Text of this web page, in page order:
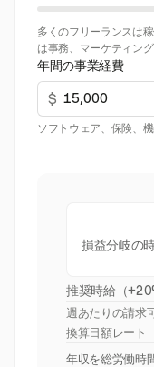
多くのフリーランスは
は事務、マーケティン
年間の事業経費
$
ソフトウェア、保険、
損益分岐の
推奨時給（
週あたりの請求
換算日額レート
年収を総労働時